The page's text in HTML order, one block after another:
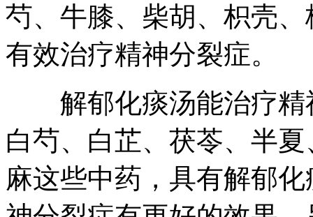
芍、牛膝、柴胡、枳壳
有效治疗精神分裂症。
解郁化痰汤能治疗精
白芍、白芷、茯苓、半
麻这些中药，具有解郁